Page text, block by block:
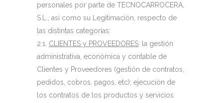
personales por parte de TECNOCARROCERA,
S.L., así como su Legitimación, respecto de
las distintas categorías:
2.1. CLIENTES y PROVEEDORES: la gestión
administrativa, económica y contable de
Clientes y Proveedores (gestión de contratos,
pedidos, cobros, pagos, etc); ejecución de
los contratos de los productos y servicios